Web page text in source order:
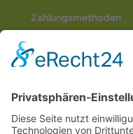
Zahlungsmethoden
Social Media